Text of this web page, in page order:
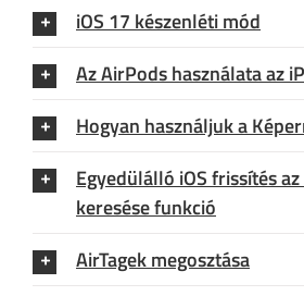
iOS 17 készenléti mód
Az AirPods használata az
Hogyan használjuk a
Egyedülálló iOS frissítés
keresése funkció
AirTagek megosztása